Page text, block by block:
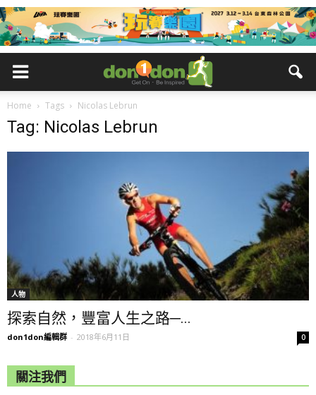
Home Tags Nicolas Lebrun
Tag: Nicolas Lebrun
人物
探索自然，豐富人生之路─...
don1don編輯群 - 2018年6月11日 0
關注我們